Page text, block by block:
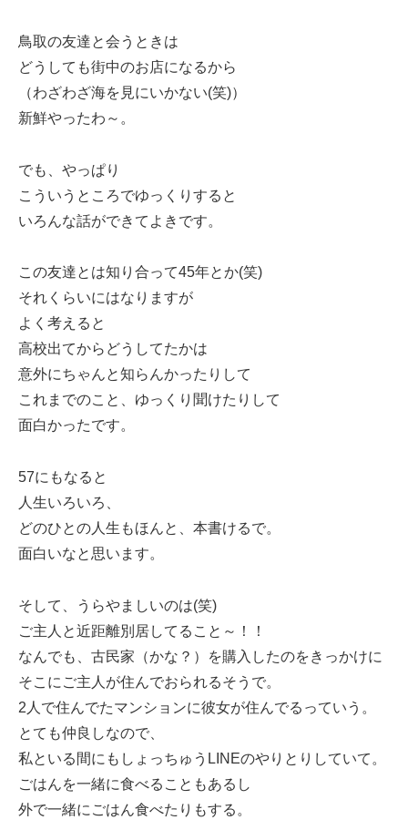
鳥取の友達と会うときは
どうしても街中のお店になるから
（わざわざ海を見にいかない(笑)）
新鮮やったわ～。
でも、やっぱり
こういうところでゆっくりすると
いろんな話ができてよきです。
この友達とは知り合って45年とか(笑)
それくらいにはなりますが
よく考えると
高校出てからどうしてたかは
意外にちゃんと知らんかったりして
これまでのこと、ゆっくり聞けたりして
面白かったです。
57にもなると
人生いろいろ、
どのひとの人生もほんと、本書けるで。
面白いなと思います。
そして、うらやましいのは(笑)
ご主人と近距離別居してること～！！
なんでも、古民家（かな？）を購入したのをきっかけに
そこにご主人が住んでおられるそうで。
2人で住んでたマンションに彼女が住んでるっていう。
とても仲良しなので、
私といる間にもしょっちゅうLINEのやりとりしていて。
ごはんを一緒に食べることもあるし
外で一緒にごはん食べたりもする。